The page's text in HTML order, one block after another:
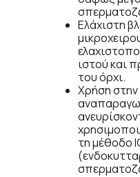
Ελάχιστη
ιστού και
του όρχι.
Χρήση
τη μέθοδο